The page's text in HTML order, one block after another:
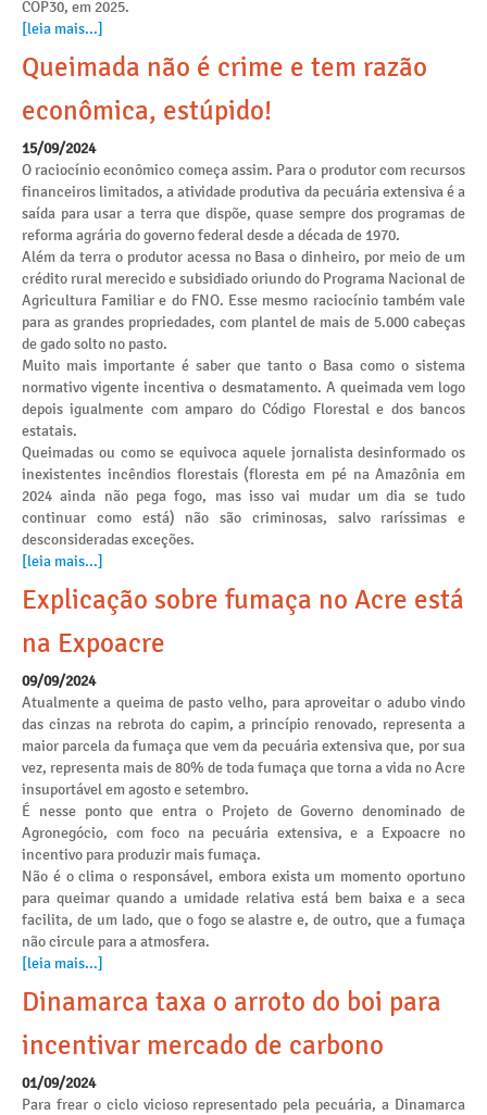
COP30, em 2025.
[leia mais...]
Queimada não é crime e tem razão
econômica, estúpido!
15/09/2024
O raciocínio econômico começa assim. Para o produtor com recursos
financeiros limitados, a atividade produtiva da pecuária extensiva é a
saída para usar a terra que dispõe, quase sempre dos programas de
reforma agrária do governo federal desde a década de 1970.
Além da terra o produtor acessa no Basa o dinheiro, por meio de um
crédito rural merecido e subsidiado oriundo do Programa Nacional de
Agricultura Familiar e do FNO. Esse mesmo raciocínio também vale
para as grandes propriedades, com plantel de mais de 5.000 cabeças
de gado solto no pasto.
Muito mais importante é saber que tanto o Basa como o sistema
normativo vigente incentiva o desmatamento. A queimada vem logo
depois igualmente com amparo do Código Florestal e dos bancos
estatais.
Queimadas ou como se equivoca aquele jornalista desinformado os
inexistentes incêndios florestais (floresta em pé na Amazônia em
2024 ainda não pega fogo, mas isso vai mudar um dia se tudo
continuar como está) não são criminosas, salvo raríssimas e
desconsideradas exceções.
[leia mais...]
Explicação sobre fumaça no Acre está
na Expoacre
09/09/2024
Atualmente a queima de pasto velho, para aproveitar o adubo vindo
das cinzas na rebrota do capim, a princípio renovado, representa a
maior parcela da fumaça que vem da pecuária extensiva que, por sua
vez, representa mais de 80% de toda fumaça que torna a vida no Acre
insuportável em agosto e setembro.
É nesse ponto que entra o Projeto de Governo denominado de
Agronegócio, com foco na pecuária extensiva, e a Expoacre no
incentivo para produzir mais fumaça.
Não é o clima o responsável, embora exista um momento oportuno
para queimar quando a umidade relativa está bem baixa e a seca
facilita, de um lado, que o fogo se alastre e, de outro, que a fumaça
não circule para a atmosfera.
[leia mais...]
Dinamarca taxa o arroto do boi para
incentivar mercado de carbono
01/09/2024
Para frear o ciclo vicioso representado pela pecuária, a Dinamarca